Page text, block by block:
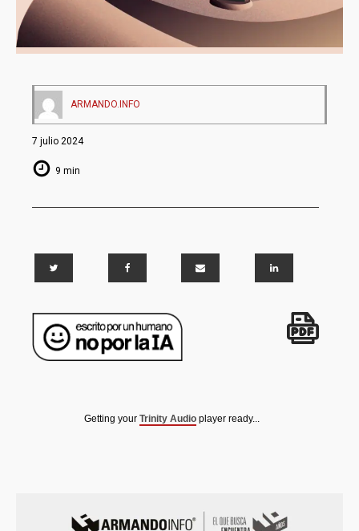
ARMANDO.INFO
7 julio 2024
9 min
Getting your Trinity Audio player ready...